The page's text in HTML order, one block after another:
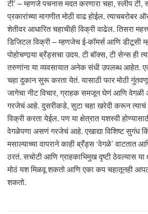
टी’ – म्हणजे पचनास मदत करणारा चहा, स्लीप टी,
प्रकारांच्या मागणीत मोठी वाढ होईल.
शेतीवर आधारित चहाचीही विक्री वाढेल. तिसरा
डिजिटल विक्री – म्हणजेच ई-कॉमर्स आणि डीटूसी
पोहोचणार्‍या ब्रँड्सचा उदय. टी बॉक्स, टी सेन्स ही
तरुणांना या व्यवसायात अनेक संधी उपलब्ध आहेत.
चहा दुकान सुरू करता येतं. यासाठी फार मोठी
जागेचा नीट विचार, ग्राहक समजून घेणं आणि
गरजेचं आहे. दुसरीकडे, सुटा चहा खरेदी करून
विक्री करता येईल. पण या क्षेत्रात यशस्वी
वेगळेपणा असणं गरजेचं आहे. एखाद्या विशिष्ट सुगंध
मसाल्याच्या वापराने काही ब्रँड्स ‘वेगळे’ वाटतात
ठरतं. सचोटी आणि ग्राहकाभिमुख दृष्टी ठेवल्यास या
मोठं यश मिळवू शकतो आणि एका कप चहातूनही
शकतो.